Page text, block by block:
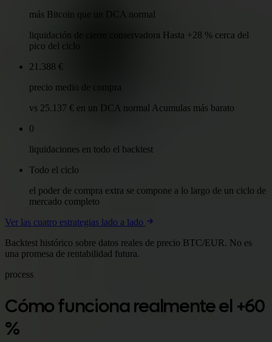
más Bitcoin que un DCA normal
liquidación de cierre conservadora Hasta +28 % cerca del
pico del ciclo
21.388 €
precio medio de compra
vs 25.137 € en un DCA normal Acumulas más barato
0
liquidaciones en todo el backtest
Todo el ciclo
el poder de compra extra se compone a lo largo de un ciclo de
mercado completo
Ver las cuatro estrategias lado a lado
Backtest histórico sobre datos reales de precio BTC/EUR. No es
una promesa de rentabilidad futura.
process
Cómo funciona realmente el +60
%